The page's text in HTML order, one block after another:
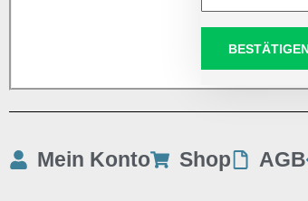
Mein Konto Shop AGB